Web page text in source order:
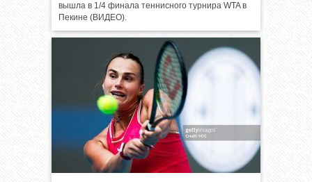
вышла в 1/4 финала теннисного турнира WTA в
Пекине (ВИДЕО).